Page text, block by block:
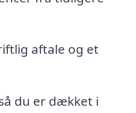
aftale og et
du er dækket i